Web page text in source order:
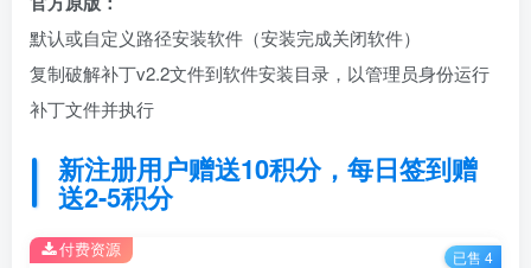
默认或自定义路径安装软件（安装完成关闭软件）
复制破解补丁v2.2文件到软件安装目录，以管理员身份运行
补丁文件并执行
新注册用户赠送10积分，每日签到赠
送2-5积分
付费资源 已售 4